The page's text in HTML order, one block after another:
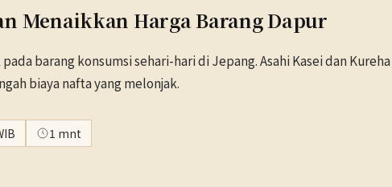
Menaikkan Harga Barang Dapur
barang konsumsi sehari-hari di Jepang. Asahi Kasei dan Kureha
biaya nafta yang melonjak.
1 mnt